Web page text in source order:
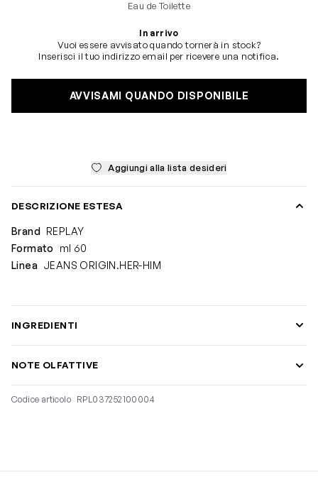
Eau de Toilette
In arrivo
Vuoi essere avvisato quando tornerà in stock?
Inserisci il tuo indirizzo email per ricevere una notifica.
AVVISAMI QUANDO DISPONIBILE
Aggiungi alla lista desideri
DESCRIZIONE ESTESA
Brand REPLAY
Formato
ml 60
Linea JEANS ORIGIN.HER-HIM
INGREDIENTI
NOTE OLFATTIVE
Codice articolo RPL037252100004